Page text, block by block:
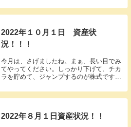
す。。。やっぱり、一日は穏やかに上がっ
ても１パーセント程度がよろしいですね。
2022年１０月１日 資産状
況！！！
今月は、さげましたね。まぁ、長い目でみ
てやってください。しっかり下げて、チカ
ラを貯めて、ジャンプするのが株式ですの
かりと下げて、時間をかけて、もう下げる
要素無くなるまでさげて、大きく上げてほ
2022年８月１日資産状況！！